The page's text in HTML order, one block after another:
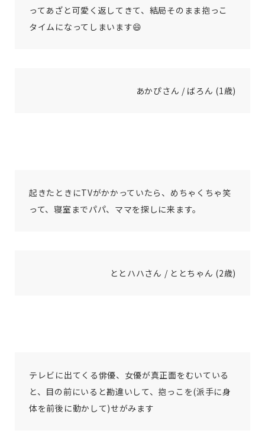
ってあざと可愛く返してきて、結局そのまま抱っこ
タイムになってしまいます😄
あかぴさん / ばろん (1歳)
起きたときにTVがかかっていたら、めちゃくちゃ笑
って、寝室までパパ、ママを探しに来ます。
ととハハさん / ととちゃん (2歳)
テレビに出てくる俳優、女優が真正面をむいている
と、目の前にいると勘違いして、抱っこを(派手に身
体を前後に動かして)せがみます